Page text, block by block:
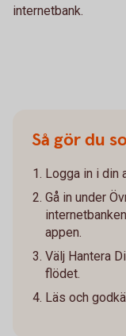
internetbank.
Så gör du
Logga in i din
Gå in under
appen.
Välj Hantera
flödet.
Läs och